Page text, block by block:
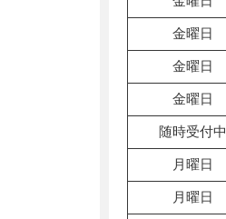
金曜日
金曜日
金曜日
随時受付中
月曜日
月曜日